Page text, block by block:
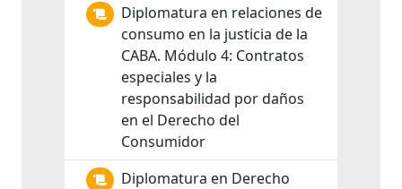
Diplomatura en relaciones de
consumo en la justicia de la
CABA. Módulo 4: Contratos
especiales y la
responsabilidad por daños
en el Derecho del
Consumidor
Diplomatura en Derecho